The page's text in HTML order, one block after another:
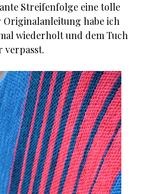
Streifenfolge eine tolle
habe ich
wiederholt und dem Tuch
verpasst.